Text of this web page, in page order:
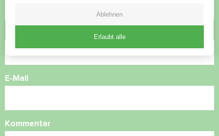
E-Mail
Kommentar
Ablehnen
Erlaubt alle